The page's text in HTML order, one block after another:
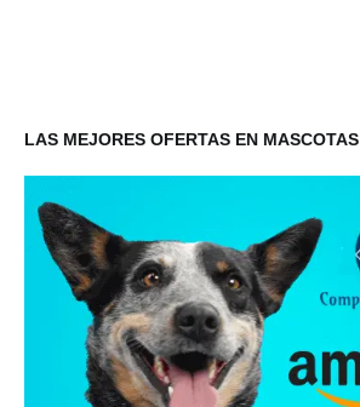
LAS MEJORES OFERTAS EN MASCOTAS